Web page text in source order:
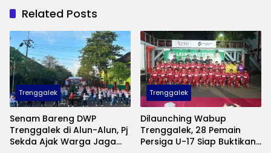
Related Posts
Trenggalek
Senam Bareng DWP
Trenggalek di Alun-Alun, Pj
Sekda Ajak Warga Jaga
Trenggalek
Dilaunching Wabup
Trenggalek, 28 Pemain
Persiga U-17 Siap Buktikan